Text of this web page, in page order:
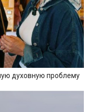
духовную проблему